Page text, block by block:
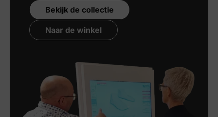
Bekijk de collectie
Naar de winkel